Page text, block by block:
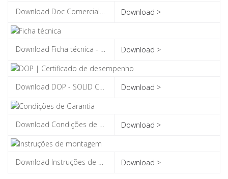
Download >
Download >
Download >
Download >
Download >